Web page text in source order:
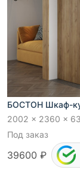
БОСТОН Шкаф-
2002 x 2360 x
Под заказ
39600 ₽